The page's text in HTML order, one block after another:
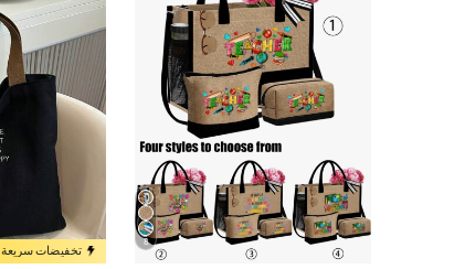
8
تخفيضات سريعة